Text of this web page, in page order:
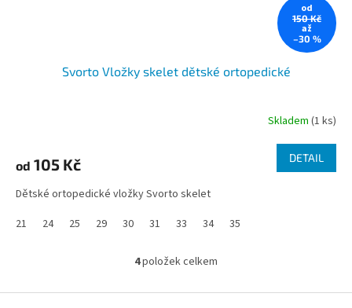
od
150 Kč
až
–30 %
Svorto Vložky skelet dětské ortopedické
Skladem (1 ks)
od 105 Kč DETAIL
Dětské ortopedické vložky Svorto skelet
21
24 25 29 30 31 33 34 35
O
l
4položek celkem